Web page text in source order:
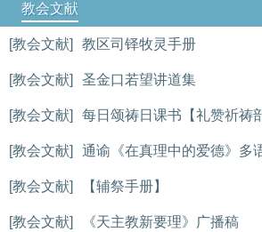
教会文献
[教会文献] 教区司铎牧灵手册
[教会文献] 圣金口若望讲道集
[教会文献] 每日颂祷日课书【礼赞祈祷
[教会文献] 通谕《在真理中的爱德》多
[教会文献] 【辅祭手册】
[教会文献] 《天主教新要理》广播稿